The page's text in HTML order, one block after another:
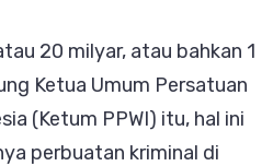
20 milyar, atau bahkan 1
Ketua Umum Persatuan
(Ketum PPWI) itu, hal ini
perbuatan kriminal di